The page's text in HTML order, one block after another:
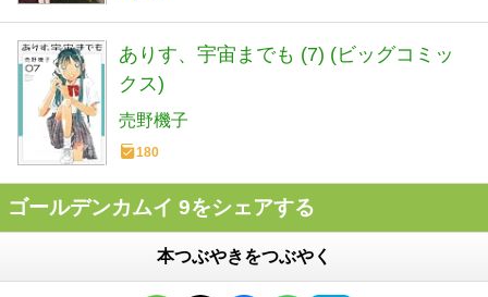
ありす、宇宙までも (7) (ビッグコミッ
クス)
売野機子
180
ゴールデンカムイ 9をシェアする
本つぶやきをつぶやく